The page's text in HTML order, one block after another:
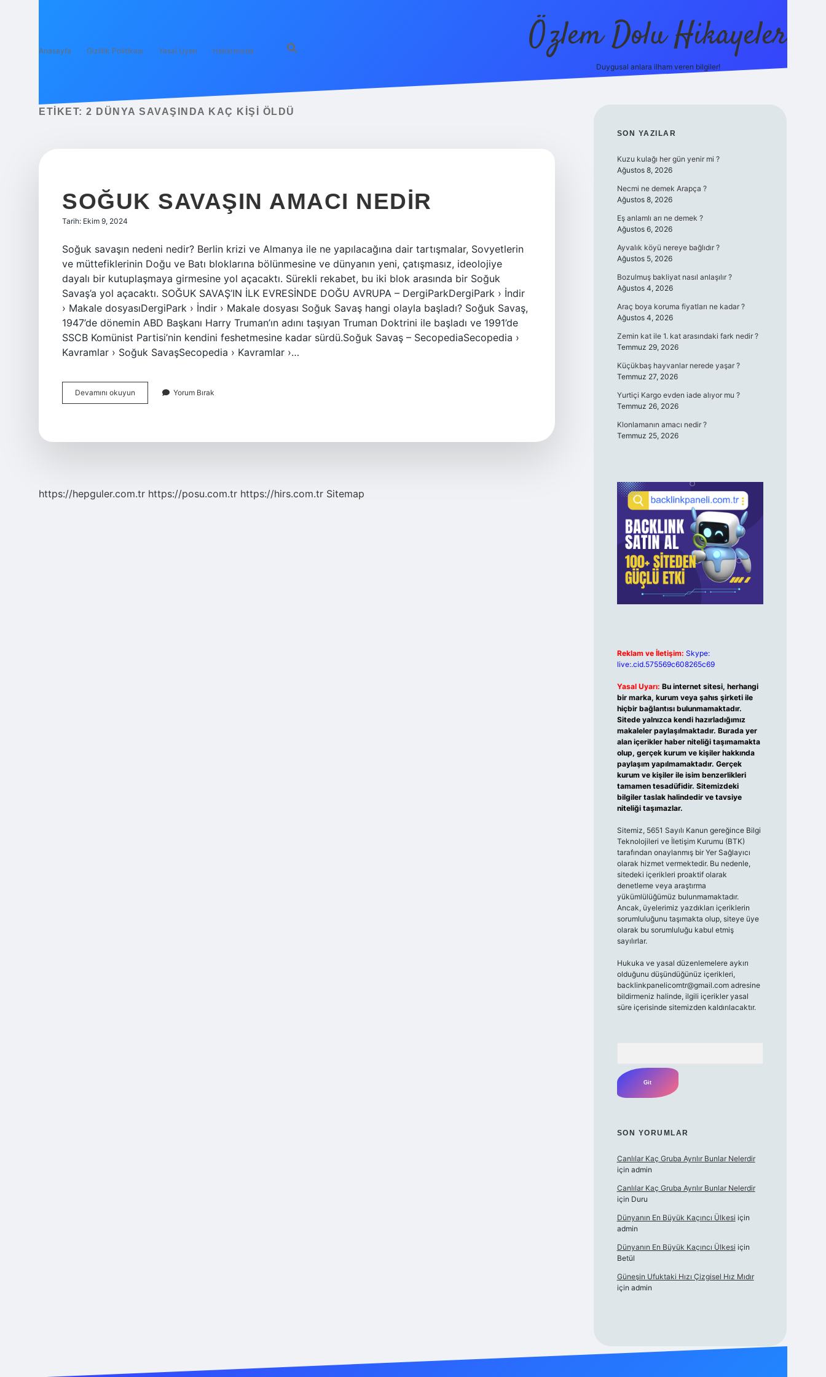
Anasayfa Gizlilik Politikası Yasal Uyarı Hakkımızda Özlem Dolu Hikayeler
Duygusal anlara ilham veren bilgiler!
ETIKET: 2 DÜNYA SAVAŞINDA KAÇ KIŞI ÖLDÜ
SOĞUK SAVAŞIN AMACI NEDIR
Tarih: Ekim 9, 2024
Soğuk savaşın nedeni nedir? Berlin krizi ve Almanya ile ne yapılacağına dair tartışmalar, Sovyetlerin
ve müttefiklerinin Doğu ve Batı bloklarına bölünmesine ve dünyanın yeni, çatışmasız, ideolojiye
dayalı bir kutuplaşmaya girmesine yol açacaktı. Sürekli rekabet, bu iki blok arasında bir Soğuk
Savaş’a yol açacaktı. SOĞUK SAVAŞ’IN İLK EVRESİNDE DOĞU AVRUPA – DergiParkDergiPark › İndir
› Makale dosyasıDergiPark › İndir › Makale dosyası Soğuk Savaş hangi olayla başladı? Soğuk Savaş,
1947’de dönemin ABD Başkanı Harry Truman’ın adını taşıyan Truman Doktrini ile başladı ve 1991’de
SSCB Komünist Partisi’nin kendini feshetmesine kadar sürdü.Soğuk Savaş – SecopediaSecopedia ›
Kavramlar › Soğuk SavaşSecopedia › Kavramlar ›…
Devamını okuyun
Savaşın
Yorum Bırak
https://hepguler.com.tr https://posu.com.tr https://hirs.com.tr Sitemap
SIDEBAR
SON YAZILAR
Kuzu kulağı her gün yenir mi ?
Ağustos 8, 2026
Necmi ne demek Arapça ?
Ağustos 8, 2026
Eş anlamlı arı ne demek ?
Ağustos 6, 2026
Ayvalık köyü nereye bağlıdır ?
Ağustos 5, 2026
Bozulmuş bakliyat nasıl anlaşılır ?
Ağustos 4, 2026
Araç boya koruma fiyatları ne kadar ?
Ağustos 4, 2026
Zemin kat ile 1. kat arasındaki fark nedir ?
Temmuz 29, 2026
Küçükbaş hayvanlar nerede yaşar ?
Temmuz 27, 2026
Yurtiçi Kargo evden iade alıyor mu ?
Temmuz 26, 2026
Klonlamanın amacı nedir ?
Temmuz 25, 2026
Reklam ve İletişim: Skype:
live:.cid.575569c608265c69
Yasal Uyarı: Bu internet sitesi, herhangi
bir marka, kurum veya şahıs şirketi ile
hiçbir bağlantısı bulunmamaktadır.
Sitede yalnızca kendi hazırladığımız
makaleler paylaşılmaktadır. Burada yer
alan içerikler haber niteliği taşımamakta
olup, gerçek kurum ve kişiler hakkında
paylaşım yapılmamaktadır. Gerçek
kurum ve kişiler ile isim benzerlikleri
tamamen tesadüfidir. Sitemizdeki
bilgiler taslak halindedir ve tavsiye
niteliği taşımazlar.
Sitemiz, 5651 Sayılı Kanun gereğince Bilgi
Teknolojileri ve İletişim Kurumu (BTK)
tarafından onaylanmış bir Yer Sağlayıcı
olarak hizmet vermektedir. Bu nedenle,
sitedeki içerikleri proaktif olarak
denetleme veya araştırma
yükümlülüğümüz bulunmamaktadır.
Ancak, üyelerimiz yazdıkları içeriklerin
sorumluluğunu taşımakta olup, siteye üye
olarak bu sorumluluğu kabul etmiş
sayılırlar.
Hukuka ve yasal düzenlemelere aykırı
olduğunu düşündüğünüz içerikleri,
backlinkpanelicomtr@gmail.comadresine
bildirmeniz halinde, ilgili içerikler yasal
süre içerisinde sitemizden kaldırılacaktır.
SON YORUMLAR
Canlılar Kaç Gruba Ayrılır Bunlar Nelerdir
için admin
Canlılar Kaç Gruba Ayrılır Bunlar Nelerdir
için Duru
Dünyanın En Büyük Kaçıncı Ülkesi için
admin
Dünyanın En Büyük Kaçıncı Ülkesi için
Betül
Güneşin Ufuktaki Hızı Çizgisel Hız Mıdır
için admin